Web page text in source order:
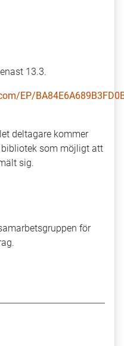
13.3.
EP/
deltagare kommer
som möjligt att
sig.
för